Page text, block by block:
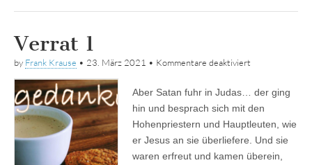
Verrat 1
by Frank Krause • 23. März 2021 • Kommentare deaktiviert
Aber Satan fuhr in Judas… der ging
hin und besprach sich mit den
Hohenpriestern und Hauptleuten, wie
er Jesus an sie überliefere. Und sie
waren erfreut und kamen überein,